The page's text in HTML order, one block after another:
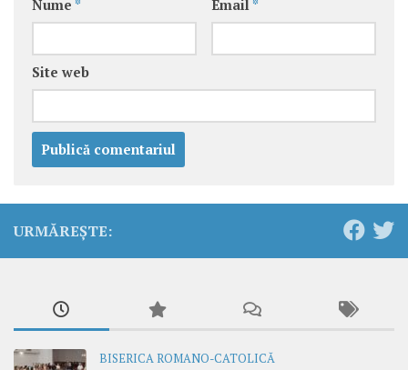
Nume * Email *
Site web
URMĂREȘTE:
BISERICA ROMANO-CATOLICĂ